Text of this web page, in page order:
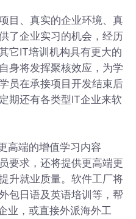
目、真实的企业环境、真
了企业实习的机会，经历
它IT培训机构具有更大的
身将发挥聚核效应，为学
员在承接项目开发结束后
期还有各类型IT企业来软
高端的增值学习内容
要求，还将提供更高端更
升就业质量。软件工厂将
包日语及英语培训等，帮
业，或直接外派海外工